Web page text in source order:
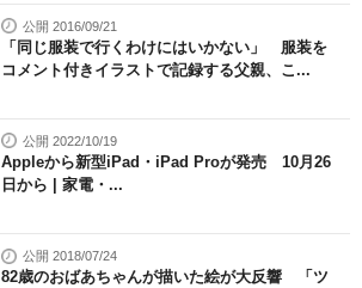
公開 2016/09/21
「同じ服装で行くわけにはいかない」 服装を
コメント付きイラストで記録する父親、こ...
公開 2022/10/19
Appleから新型iPad・iPad Proが発売 10月26
日から | 家電・...
公開 2018/07/24
82歳のおばあちゃんが描いた絵が大反響 「ツ